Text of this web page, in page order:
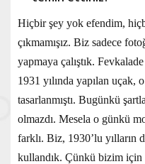
Hiçbir şey yok efendim,
çıkmamışız. Biz sadece
yapmaya çalıştık.
1931 yılında yapılan uçak,
tasarlanmıştı. Bugünkü
olmazdı. Mesela o günkü
farklı. Biz, 1930’lu yılların
kullandık. Çünkü bizim için